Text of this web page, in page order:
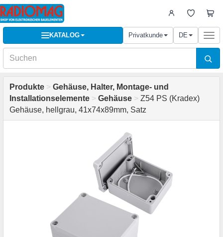
KATALOG Privatkunde DE
Produkte > Gehäuse, Halter, Montage- und
Installationselemente > Gehäuse > Z54 PS (Kradex)
Gehäuse, hellgrau, 41x74x89mm, Satz